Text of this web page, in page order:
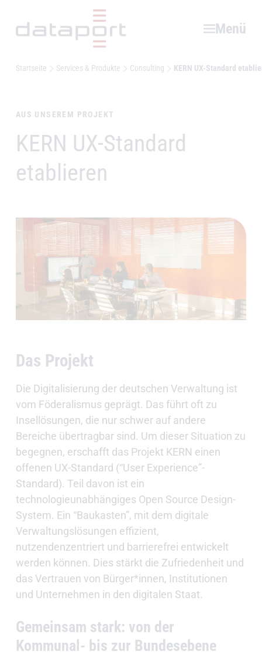
Menü
Startseite Services & Produkte Consulting KERN UX-Standard
AUS UNSEREM PROJEKT
–KERN UX-Standard
etablieren
Das Projekt
Die Digitalisierung der deutschen Verwaltung ist
vom Föderalismus geprägt. Das führt oft zu
Insellösungen, die nur schwer auf andere
Bereiche übertragbar sind. Um dieser Situation zu
begegnen, erschafft das Projekt KERN einen
offenen UX-Standard (“User Experience”-
Standard). Teil davon ist ein
technologieunabhängiges Open Source Design-
System. Ein “Baukasten”, mit dem digitale
Verwaltungslösungen effizient,
nutzendenzentriert und barrierefrei entwickelt
werden können. Dies stärkt die Zufriedenheit und
das Vertrauen von Bürger*innen, Institutionen
und Unternehmen in den digitalen Staat.
Gemeinsam stark: von der
Kommunal- bis zur Bundesebene